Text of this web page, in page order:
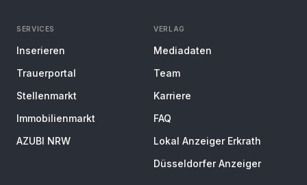
SERVICES
Inserieren
Trauerportal
Stellenmarkt
Immobilienmarkt
AZUBI NRW
VERLAG
Mediadaten
Team
Karriere
FAQ
Lokal Anzeiger Erkrath
Düsseldorfer Anzeiger